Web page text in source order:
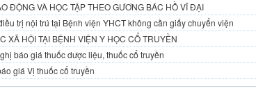
ĐỘNG VÀ HỌC TẬP THEO GƯƠNG BÁC HỒ VĨ ĐẠI
trị nội trú tại Bệnh viện YHCT không cần giấy chuyển viện
XÃ HỘI TẠI BỆNH VIỆN Y HỌC CỔ TRUYỀN
báo giá thuốc dược liệu, thuốc cổ truyền
giá Vị thuốc cổ truyền